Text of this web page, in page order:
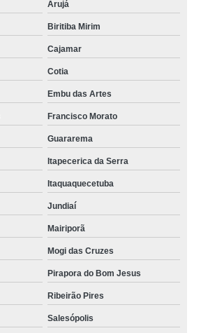
Arujá
Biritiba Mirim
Cajamar
Cotia
Embu das Artes
Francisco Morato
Guararema
Itapecerica da Serra
Itaquaquecetuba
Jundiaí
Mairiporã
Mogi das Cruzes
Pirapora do Bom Jesus
Ribeirão Pires
Salesópolis